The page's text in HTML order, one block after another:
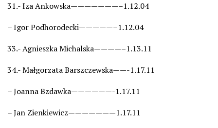
31.- Iza Ankowska———————–1.12.04
– Igor Podhorodecki—————–1.12.04
33.- Agnieszka Michalska————–1.13.11
34.- Małgorzata Barszczewska——-1.17.11
– Joanna Bzdawka——————-1.17.11
– Jan Zienkiewicz———————1.17.11